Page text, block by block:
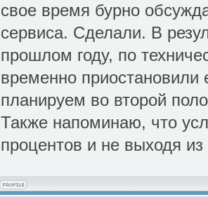
свое время бурно
сервиса. Сделали. В
прошлом году, по
временно приостановили
планируем во второй
Также напоминаю, что
процентов и не выходя